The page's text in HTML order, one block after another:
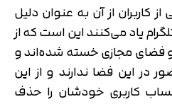
کاربران از آن به عنوان دلیل
یاد می‌کنند این است که از
فضای مجازی خسته شده‌اند و
در این فضا ندارند و از این
کاربری خودشان را حذف